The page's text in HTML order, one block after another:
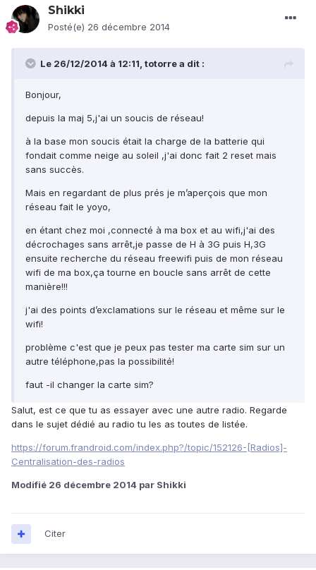
Shikki
Posté(e) 26 décembre 2014
Le 26/12/2014 à 12:11, totorre a dit :
Bonjour,
depuis la maj 5,j'ai un soucis de réseau!
à la base mon soucis était la charge de la batterie qui
fondait comme neige au soleil ,j'ai donc fait 2 reset mais
sans succès.
Mais en regardant de plus prés je m’aperçois que mon
réseau fait le yoyo,
en étant chez moi ,connecté à ma box et au wifi,j'ai des
décrochages sans arrêt,je passe de H à 3G puis H,3G
ensuite recherche du réseau freewifi puis de mon réseau
wifi de ma box,ça tourne en boucle sans arrêt de cette
manière!!!
j'ai des points d’exclamations sur le réseau et même sur le
wifi!
problème c'est que je peux pas tester ma carte sim sur un
autre téléphone,pas la possibilité!
faut -il changer la carte sim?
Salut, est ce que tu as essayer avec une autre radio. Regarde
dans le sujet dédié au radio tu les as toutes de listée.
https://forum.frandroid.com/index.php?/topic/152126-[Radios]-
Centralisation-des-radios
Modifié 26 décembre 2014 par Shikki
Citer